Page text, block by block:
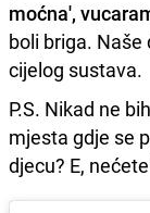
moćna',
boli briga. Naše
cijelog sustava.
P.S. Nikad ne
mjesta gdje se
djecu? E,